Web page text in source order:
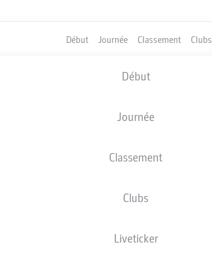
Début Journée Classement Clubs
Début
Journée
Classement
Clubs
Liveticker